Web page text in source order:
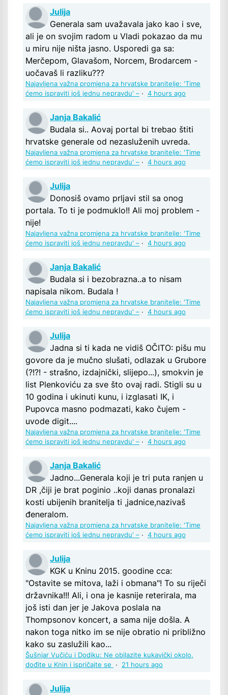
Julija
Generala sam uvažavala jako kao i sve,
ali je on svojim radom u Vladi pokazao da mu
u miru nije ništa jasno. Usporedi ga sa:
Merčepom, Glavašom, Norcem, Brodarcem -
uočavaš li razliku???
Najavljena važna promjena za hrvatske branitelje: 'Time
ćemo ispraviti još jednu nepravdu' – · 4 hours ago
Janja Bakalić
Budala si.. Aovaj portal bi trebao štiti
hrvatske generale od nezasluženih uvreda.
Najavljena važna promjena za hrvatske branitelje: 'Time
ćemo ispraviti još jednu nepravdu' – · 4 hours ago
Julija
Donosiš ovamo prljavi stil sa onog
portala. To ti je podmuklo!! Ali moj problem -
nije!
Najavljena važna promjena za hrvatske branitelje: 'Time
ćemo ispraviti još jednu nepravdu' – · 4 hours ago
Janja Bakalić
Budala si i bezobrazna..a to nisam
napisala nikom. Budala !
Najavljena važna promjena za hrvatske branitelje: 'Time
ćemo ispraviti još jednu nepravdu' – · 4 hours ago
Julija
Jadna si ti kada ne vidiš OČITO: pišu mu
govore da je mučno slušati, odlazak u Grubore
(?!?! - strašno, izdajnički, slijepo...), smokvin je
list Plenkoviću za sve što ovaj radi. Stigli su u
10 godina i ukinuti kunu, i izglasati IK, i
Pupovca masno podmazati, kako čujem -
uvode digit....
Najavljena važna promjena za hrvatske branitelje: 'Time
ćemo ispraviti još jednu nepravdu' – · 4 hours ago
Janja Bakalić
Jadno...Generala koji je tri puta ranjen u
DR ,čiji je brat poginio ..koji danas pronalazi
kosti ubijenih branitelja ti ,jadnice,nazivaš
đeneralom.
Najavljena važna promjena za hrvatske branitelje: 'Time
ćemo ispraviti još jednu nepravdu' – · 4 hours ago
Julija
KGK u Kninu 2015. goodine cca:
"Ostavite se mitova, laži i obmana"! To su riječi
državnika!!! Ali, i ona je kasnije reterirala, ma
još isti dan jer je Jakova poslala na
Thompsonov koncert, a sama nije došla. A
nakon toga nitko im se nije obratio ni približno
kako su zaslužili kao...
Šušnjar Vučiću i Dodiku: Ne obilazite kukavički okolo,
dođite u Knin i ispričajte se
· 21 hours ago
Julija